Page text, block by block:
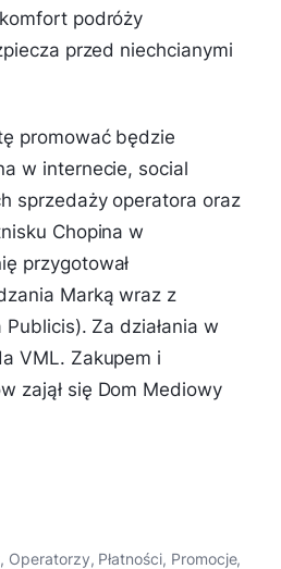
podróży
przed niechcianymi
promować będzie
w internecie, social
sprzedaży operatora oraz
Chopina w
przygotował
Marką wraz z
Publicis). Za działania w
VML. Zakupem i
zajął się Dom Mediowy
, Operatorzy, Płatności, Promocje,